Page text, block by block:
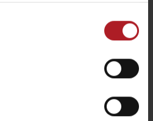
Liptovský Mikuláš